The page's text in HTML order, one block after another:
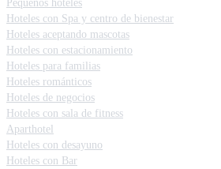
Pequeños hoteles
Hoteles con Spa y centro de bienestar
Hoteles aceptando mascotas
Hoteles con estacionamiento
Hoteles para familias
Hoteles románticos
Hoteles de negocios
Hoteles con sala de fitness
Aparthotel
Hoteles con desayuno
Hoteles con Bar